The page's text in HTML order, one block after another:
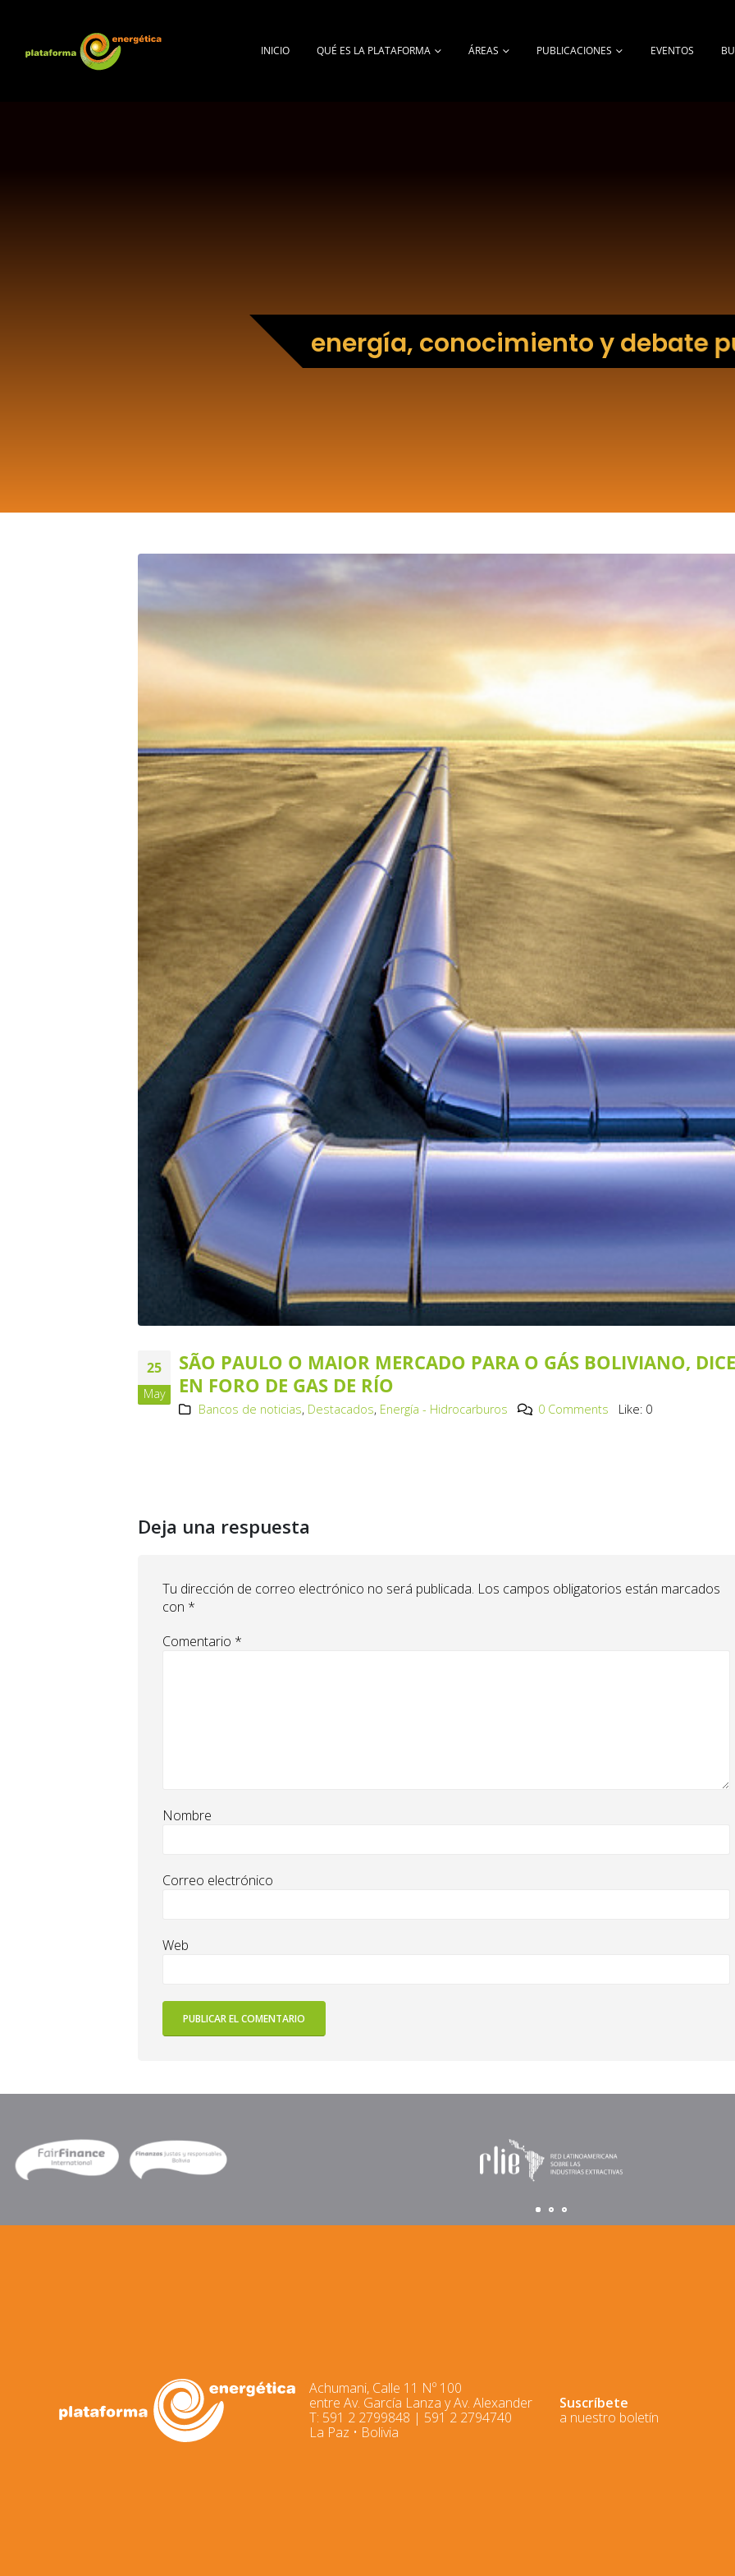
INICIO QUÉ ES LA PLATAFORMA ÁREAS PUBLICACIONES EVENTOS
energía, conocimiento y debate
25
May
SÃO PAULO O MAIOR MERCADO PARA O GÁS BOLIVIANO,
EN FORO DE GAS DE RÍO
Bancos de noticias, Destacados, Energía - Hidrocarburos 0 Comments Like: 0
Deja una respuesta
Tu dirección de correo electrónico no será publicada. Los campos obligatorios están marcados
con *
Comentario *
Nombre
Correo electrónico
Web
Achumani, Calle 11 Nº 100
entre Av. García Lanza y Av. Alexander
T: 591 2 2799848 | 591 2 2794740
La Paz • Bolivia
Suscríbete
a nuestro boletín